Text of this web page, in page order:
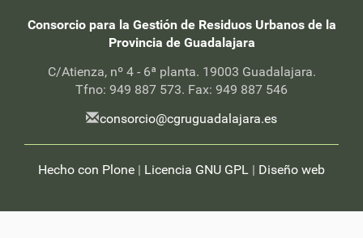
Consorcio para la Gestión de Residuos Urbanos de la
Provincia de Guadalajara
C/Atienza, nº 4 - 6ª planta. 19003 Guadalajara.
Tfno: 949 887 573. Fax: 949 887 546
consorcio@cgruguadalajara.es
Hecho con Plone | Licencia GNU GPL | Diseño web